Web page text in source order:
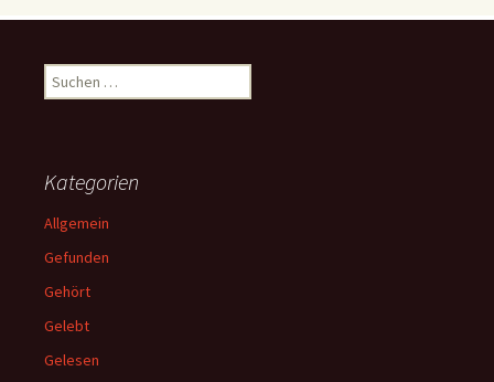
Suchen
nach:
Kategorien
Allgemein
Gefunden
Gehört
Gelebt
Gelesen